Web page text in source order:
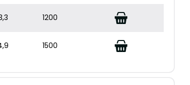
1200
1500